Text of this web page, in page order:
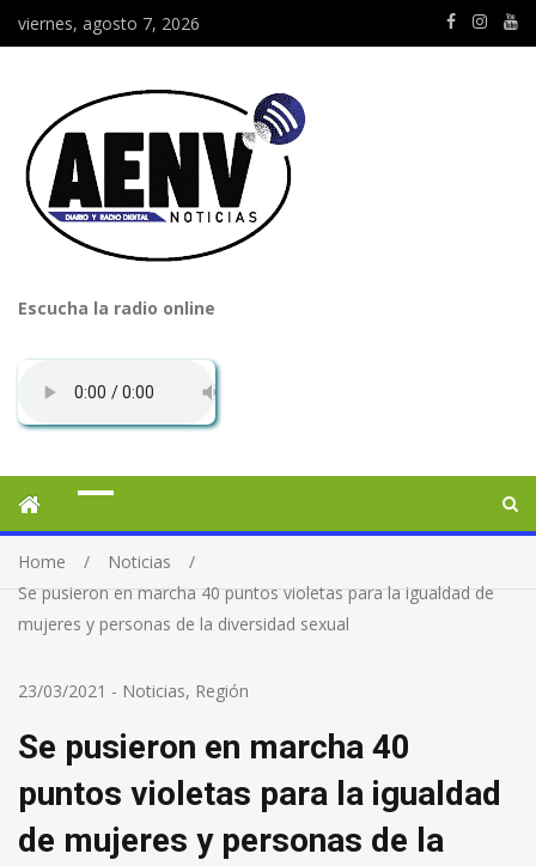
viernes, agosto 7, 2026
Escucha la radio online
Home
Noticias
Se pusieron en marcha 40 puntos violetas para la igualdad de
mujeres y personas de la diversidad sexual
23/03/2021 - Noticias, Región
Se pusieron en marcha 40
puntos violetas para la igualdad
de mujeres y personas de la